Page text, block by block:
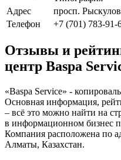
Адрес
просп.
Телефон
+7 (701) 783-91-
Отзывы и
центр Baspa
«Baspa Service» -
Основная информация,
– всё это можно найти на
в информационном бизнес
Компания расположена по
Алматы, Казахстан.